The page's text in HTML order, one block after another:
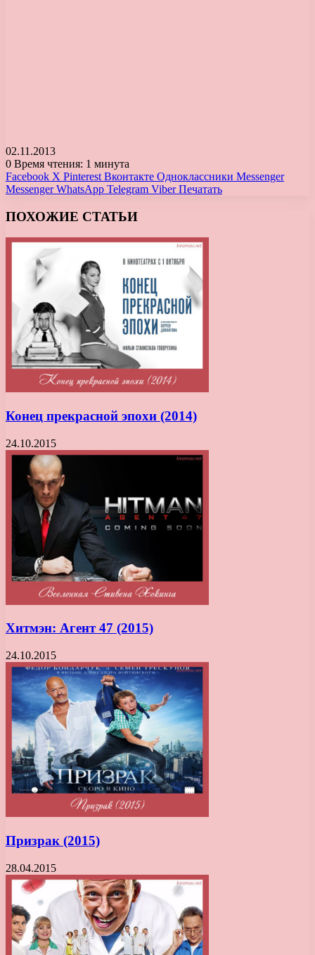
02.11.2013
0 Время чтения: 1 минута
Facebook X Pinterest Вконтакте Одноклассники Messenger
Messenger WhatsApp Telegram Viber Печатать
ПОХОЖИЕ СТАТЬИ
Конец прекрасной эпохи (2014)
24.10.2015
Хитмэн: Агент 47 (2015)
24.10.2015
Призрак (2015)
28.04.2015